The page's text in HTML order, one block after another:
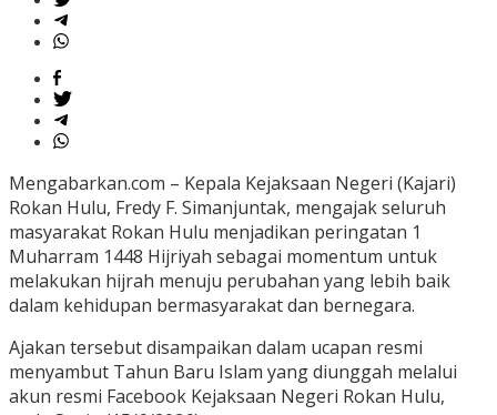
Mengabarkan.com – Kepala Kejaksaan Negeri (Kajari)
Rokan Hulu, Fredy F. Simanjuntak, mengajak seluruh
masyarakat Rokan Hulu menjadikan peringatan 1
Muharram 1448 Hijriyah sebagai momentum untuk
melakukan hijrah menuju perubahan yang lebih baik
dalam kehidupan bermasyarakat dan bernegara.
Ajakan tersebut disampaikan dalam ucapan resmi
menyambut Tahun Baru Islam yang diunggah melalui
akun resmi Facebook Kejaksaan Negeri Rokan Hulu,